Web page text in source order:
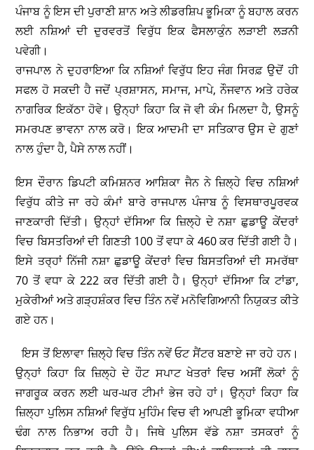
ਪੰਜਾਬ ਨੂੰ ਇਸ ਦੀ ਪੁਰਾਣੀ ਸ਼ਾਨ ਅਤੇ ਲੀਡਰਸ਼ਿਪ ਭੂਮਿਕਾ ਨੂੰ ਬਹਾਲ ਕਰਨ
ਲਈ ਨਸ਼ਿਆਂ ਦੀ ਦੁਰਵਰਤੋਂ ਵਿਰੁੱਧ ਇਕ ਫੈਸਲਾਕੁੰਨ ਲੜਾਈ ਲੜਨੀ
ਪਵੇਗੀ।
ਰਾਜਪਾਲ ਨੇ ਦੁਹਰਾਇਆ ਕਿ ਨਸ਼ਿਆਂ ਵਿਰੁੱਧ ਇਹ ਜੰਗ ਸਿਰਫ਼ ਉਦੋਂ ਹੀ
ਸਫਲ ਹੋ ਸਕਦੀ ਹੈ ਜਦੋਂ ਪ੍ਰਸ਼ਾਸਨ, ਸਮਾਜ, ਮਾਪੇ, ਨੌਜਵਾਨ ਅਤੇ ਹਰੇਕ
ਨਾਗਰਿਕ ਇਕੱਠਾ ਹੋਵੇ। ਉਨ੍ਹਾਂ ਕਿਹਾ ਕਿ ਜੋ ਵੀ ਕੰਮ ਮਿਲਦਾ ਹੈ, ਉਸਨੂੰ
ਸਮਰਪਣ ਭਾਵਨਾ ਨਾਲ ਕਰੋ। ਇਕ ਆਦਮੀ ਦਾ ਸਤਿਕਾਰ ਉਸ ਦੇ ਗੁਣਾਂ
ਨਾਲ ਹੁੰਦਾ ਹੈ, ਪੈਸੇ ਨਾਲ ਨਹੀਂ।
ਇਸ ਦੌਰਾਨ ਡਿਪਟੀ ਕਮਿਸ਼ਨਰ ਆਸ਼ਿਕਾ ਜੈਨ ਨੇ ਜ਼ਿਲ੍ਹੇ ਵਿਚ ਨਸ਼ਿਆਂ
ਵਿਰੁੱਧ ਕੀਤੇ ਜਾ ਰਹੇ ਕੰਮਾਂ ਬਾਰੇ ਰਾਜਪਾਲ ਪੰਜਾਬ ਨੂੰ ਵਿਸਥਾਰਪੂਰਵਕ
ਜਾਣਕਾਰੀ ਦਿੱਤੀ। ਉਨ੍ਹਾਂ ਦੱਸਿਆ ਕਿ ਜ਼ਿਲ੍ਹੇ ਦੇ ਨਸ਼ਾ ਛੁਡਾਊ ਕੇਂਦਰਾਂ
ਵਿਚ ਬਿਸਤਰਿਆਂ ਦੀ ਗਿਣਤੀ 100 ਤੋਂ ਵਧਾ ਕੇ 460 ਕਰ ਦਿੱਤੀ ਗਈ ਹੈ।
ਇਸੇ ਤਰ੍ਹਾਂ ਨਿੱਜੀ ਨਸ਼ਾ ਛੁਡਾਊ ਕੇਂਦਰਾਂ ਵਿਚ ਬਿਸਤਰਿਆਂ ਦੀ ਸਮਰੱਥਾ
70 ਤੋਂ ਵਧਾ ਕੇ 222 ਕਰ ਦਿੱਤੀ ਗਈ ਹੈ। ਉਨ੍ਹਾਂ ਦੱਸਿਆ ਕਿ ਟਾਂਡਾ,
ਮੁਕੇਰੀਆਂ ਅਤੇ ਗੜ੍ਹਸ਼ੰਕਰ ਵਿਚ ਤਿੰਨ ਨਵੇਂ ਮਨੋਵਿਗਿਆਨੀ ਨਿਯੁਕਤ ਕੀਤੇ
ਗਏ ਹਨ।
ਇਸ ਤੋਂ ਇਲਾਵਾ ਜ਼ਿਲ੍ਹੇ ਵਿਚ ਤਿੰਨ ਨਵੇਂ ਓਟ ਸੈਂਟਰ ਬਣਾਏ ਜਾ ਰਹੇ ਹਨ।
ਉਨ੍ਹਾਂ ਕਿਹਾ ਕਿ ਜ਼ਿਲ੍ਹੇ ਦੇ ਹੌਟ ਸਪਾਟ ਖੇਤਰਾਂ ਵਿਚ ਅਸੀਂ ਲੋਕਾਂ ਨੂੰ
ਜਾਗਰੂਕ ਕਰਨ ਲਈ ਘਰ-ਘਰ ਟੀਮਾਂ ਭੇਜ ਰਹੇ ਹਾਂ। ਉਨ੍ਹਾਂ ਕਿਹਾ ਕਿ
ਜ਼ਿਲ੍ਹਾ ਪੁਲਿਸ ਨਸ਼ਿਆਂ ਵਿਰੁੱਧ ਮੁਹਿੰਮ ਵਿਚ ਵੀ ਆਪਣੀ ਭੂਮਿਕਾ ਵਧੀਆ
ਢੰਗ ਨਾਲ ਨਿਭਾਅ ਰਹੀ ਹੈ। ਜਿਥੇ ਪੁਲਿਸ ਵੱਡੇ ਨਸ਼ਾ ਤਸਕਰਾਂ ਨੂੰ